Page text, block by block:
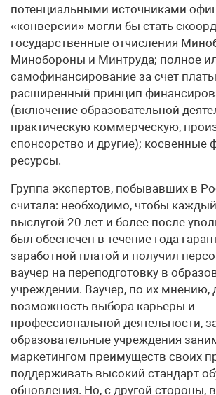
потенциальными источниками
«конверсии» могли бы стать
государственные отчисления
Минобороны и Минтруда; полное
самофинансирование за счет
расширенный принцип
(включение образовательной
практическую коммерческую,
спонсорство и другие); косвенные
ресурсы.
Группа экспертов, побывавших в
считала: необходимо, чтобы
выслугой 20 лет и более после
был обеспечен в течение года
заработной платой и получил
ваучер на переподготовку в
учреждении. Ваучер, по их мнению,
возможность выбора карьеры и
профессиональной деятельности,
образовательные учреждения
маркетингом преимуществ своих
поддерживать высокий стандарт
обновления. Но, с другой стороны,